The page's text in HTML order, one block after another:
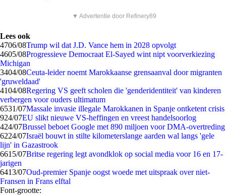
▼ Advertentie door Refinery89
Lees ook
4706/08Trump wil dat J.D. Vance hem in 2028 opvolgt
4605/08Progressieve Democraat El-Sayed wint nipt voorverkiezing
Michigan
3404/08Ceuta-leider noemt Marokkaanse grensaanval door migranten
'gruweldaad'
4104/08Regering VS geeft scholen die 'genderidentiteit' van kinderen
verbergen voor ouders ultimatum
6531/07Massale invasie illegale Marokkanen in Spanje ontketent crisis
924/07EU slikt nieuwe VS-heffingen en vreest handelsoorlog
424/07Brussel beboet Google met 890 miljoen voor DMA-overtreding
6224/07Israël bouwt in stilte kilometerslange aarden wal langs 'gele
lijn' in Gazastrook
6615/07Britse regering legt avondklok op social media voor 16 en 17-
jarigen
6413/07Oud-premier Spanje oogst woede met uitspraak over niet-
Fransen in Frans elftal
Font-grootte: